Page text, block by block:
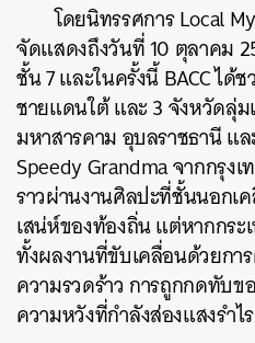
โดยนิทรรศการ Local
จัดแสดงถึงวันที่ 10 ตุลาคม
ชั้น 7 และในครั้งนี้ BACC ไ
ชายแดนใต้ และ 3 จังหวัดลุ่
มหาสารคาม อุบลราชธานี แ
Speedy Grandma จากกรุง
ราวผ่านงานศิลปะที่ชั้นนอกเ
เสน่ห์ของท้องถิ่น แต่หากกระ
ทั้งผลงานที่ขับเคลื่อนด้วยกา
ความรวดร้าว การถูกกดทับ
ความหวังที่กำลังส่องแสงรำไร